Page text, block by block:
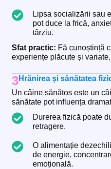
Lipsa socializării sau
pot duce la frică,
târziu.
Sfat practic: Fă cunoștință
experiențe plăcute și
3Hrănirea și sănătatea
Un câine sănătos este un
sănătate pot influența
Durerea fizică poate
retragere.
O alimentație
de energie,
emoțională.